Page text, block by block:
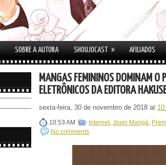
SOBRE A AUTORA SHOUJOCAST » AFILIADOS
MANGÁS FEMININOS DOMINAM O
ELETRÔNICOS DA EDITORA
sexta-feira, 30 de novembro de 2018 at
10:53 AM Internet, Josei Mangá,
No comments